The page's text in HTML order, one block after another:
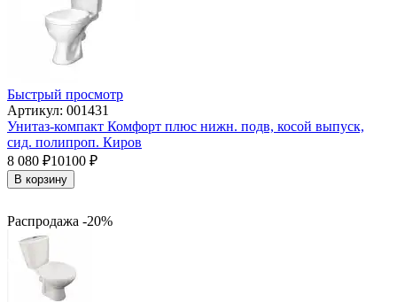
Быстрый просмотр
Артикул: 001431
Унитаз-компакт Комфорт плюс нижн. подв, косой выпуск,
сид. полипроп. Киров
8 080 ₽10100 ₽
В корзину
Распродажа -20%